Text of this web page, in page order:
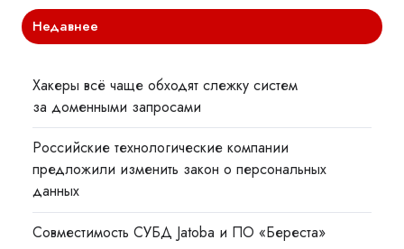
Недавнее
Хакеры всё чаще обходят слежку систем
за доменными запросами
Российские технологические компании
предложили изменить закон о персональных
данных
Совместимость СУБД Jatoba и ПО «Береста»